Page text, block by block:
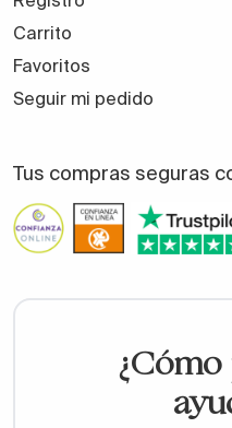
Carrito
Favoritos
Seguir mi pedido
Tus compras seguras